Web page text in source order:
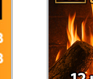
газета